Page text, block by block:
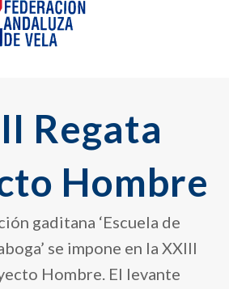
Regata
Hombre
gaditana ‘Escuela de
se impone en la XXIII
Hombre. El levante